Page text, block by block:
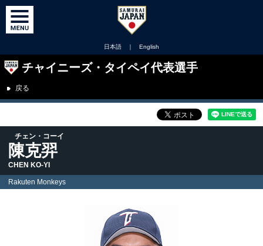
日本語 ｜ English
チャイニーズ・タイペイ代表選手
戻る
陳克羿
チェン・コーイ
CHEN KO-YI
Rakuten Monkeys